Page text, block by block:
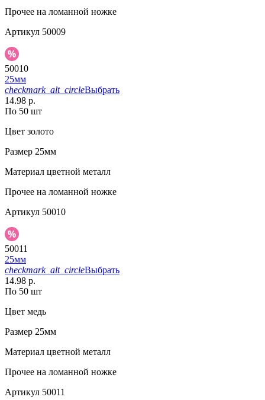
Прочее на ломанной ножке
Артикул 50009
50010
25мм
checkmark_alt_circleВыбрать
14.98 р.
По 50 шт
Цвет золото
Размер 25мм
Материал цветной металл
Прочее на ломанной ножке
Артикул 50010
50011
25мм
checkmark_alt_circleВыбрать
14.98 р.
По 50 шт
Цвет медь
Размер 25мм
Материал цветной металл
Прочее на ломанной ножке
Артикул 50011